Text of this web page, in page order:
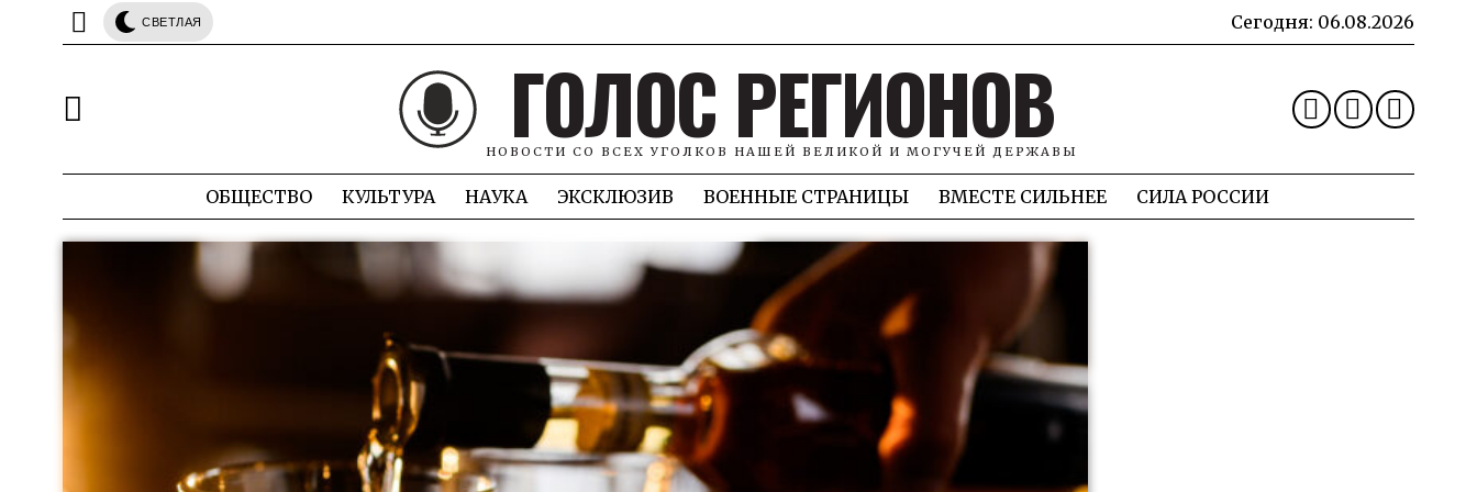
СВЕТЛАЯ Сегодня: 06.08.2026
ГОЛОС РЕГИОНОВ
НОВОСТИ СО ВСЕХ УГОЛКОВ НАШЕЙ ВЕЛИКОЙ И МОГУЧЕЙ ДЕРЖАВЫ
ОБЩЕСТВО КУЛЬТУРА НАУКА ЭКСКЛЮЗИВ ВОЕННЫЕ СТРАНИЦЫ ВМЕСТЕ СИЛЬНЕЕ СИЛА РОССИИ